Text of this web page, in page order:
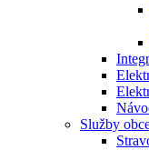
Služby